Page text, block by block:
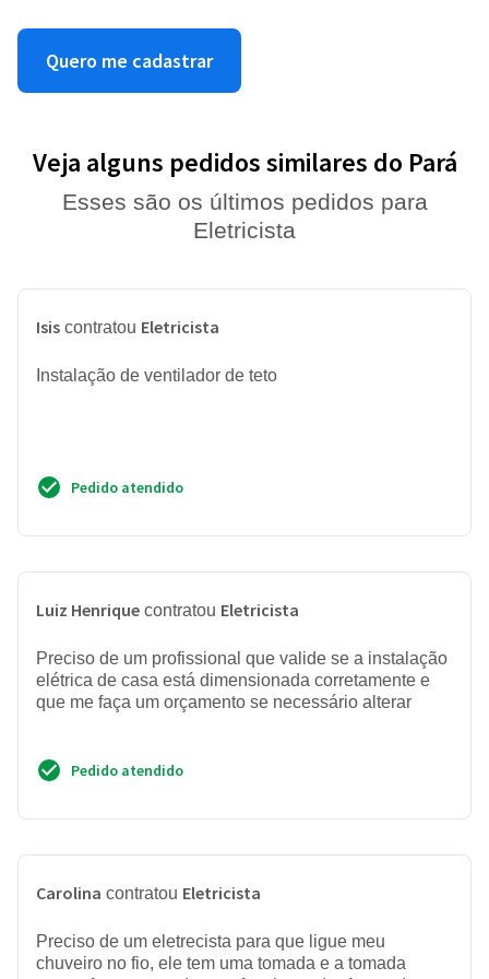
Quero me cadastrar
Veja alguns pedidos similares do Pará
Esses são os últimos pedidos para
Eletricista
Isis contratou Eletricista
Instalação de ventilador de teto
Pedido atendido
Luiz Henrique contratou Eletricista
Preciso de um profissional que valide se a instalação
elétrica de casa está dimensionada corretamente e
que me faça um orçamento se necessário alterar
Pedido atendido
Carolina contratou Eletricista
Preciso de um eletrecista para que ligue meu
chuveiro no fio, ele tem uma tomada e a tomada